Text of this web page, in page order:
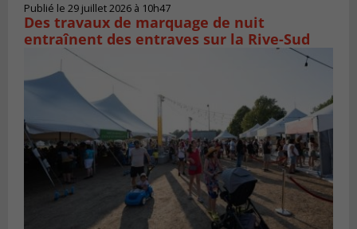
Publié le 29 juillet 2026 à 10h47
Des travaux de marquage de nuit
entraînent des entraves sur la Rive-Sud